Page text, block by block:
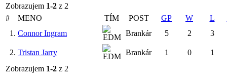
Zobrazujem 1-2 z 2
#
MENO TÍM POST GP W L
1. Connor Ingram Brankár 5 2 3
2. Tristan Jarry Brankár 1 0
1
Zobrazujem 1-2 z 2